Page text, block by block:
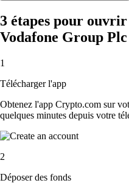
3 étapes pour
Vodafone Group Plc
1
Télécharger l'app
Obtenez l'app Crypto.com sur
quelques minutes depuis votre
2
Déposer des fonds